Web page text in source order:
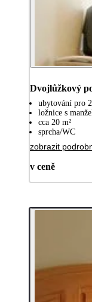
Dvojlůžkový
ubytování pro
ložnice s
cca 20 m²
sprcha/WC
zobrazit
v ceně